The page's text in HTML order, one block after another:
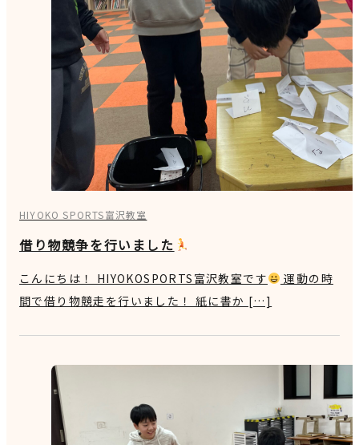
HIYOKO SPORTS富沢教室
借り物競争を行いました
こんにちは！ HIYOKOSPORTS富沢教室です
運動の時
間で借り物競走を行いました！ 紙に書か […]